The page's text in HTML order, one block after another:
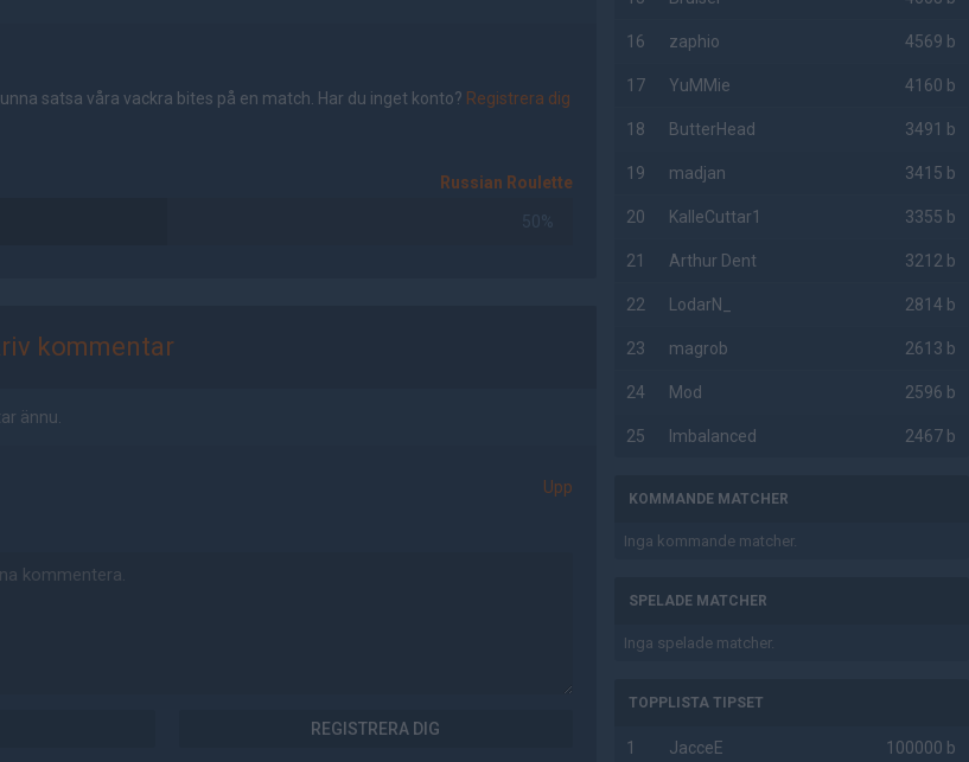
satsa våra vackra bites på en match. Har du inget konto? Registrera dig
Russian Roulette
50%
kommentar
ännu.
Upp
REGISTRERA DIG
16 zaphio 4569 b
17 YuMMie 4160 b
18 ButterHead 3491 b
19 madjan 3415 b
20 KalleCuttar1 3355 b
21 Arthur Dent 3212 b
22 LodarN_ 2814 b
23 magrob 2613 b
24 Mod 2596 b
25 Imbalanced 2467 b
KOMMANDE MATCHER
Inga kommande matcher.
SPELADE MATCHER
Inga spelade matcher.
TOPPLISTA TIPSET
1 JacceE 100000 b